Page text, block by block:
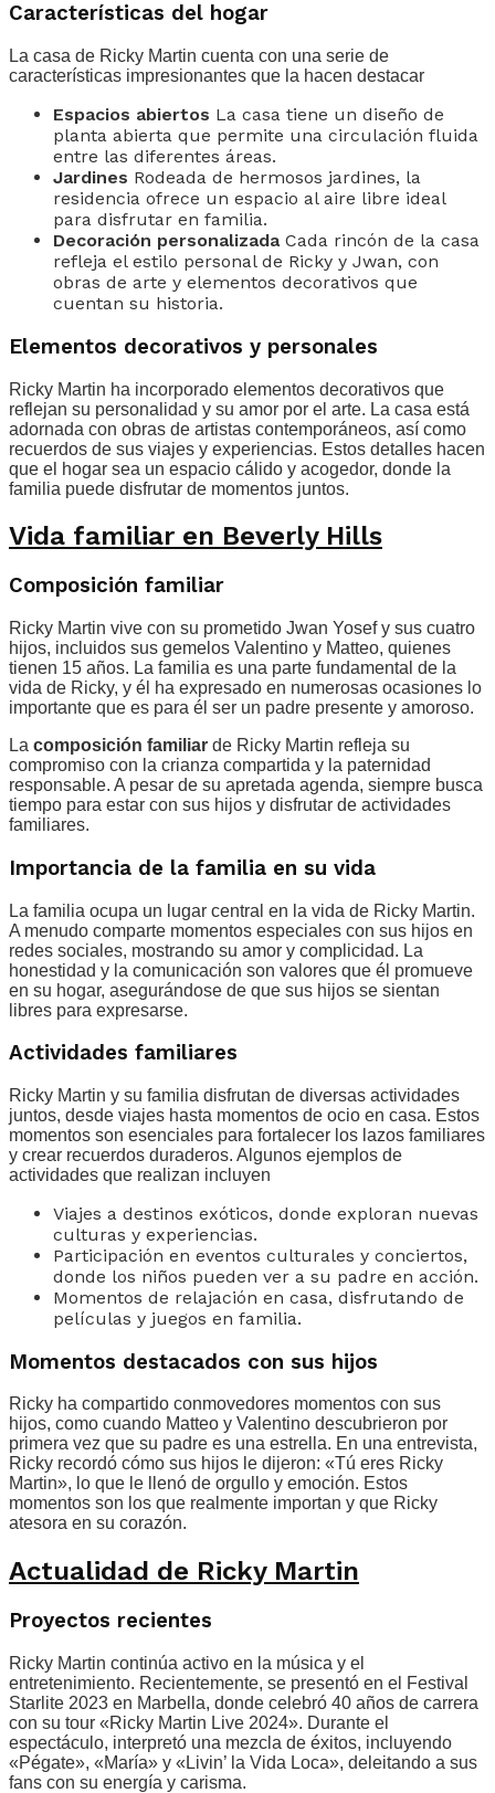
Características del hogar
La casa de Ricky Martin cuenta con una serie de
características impresionantes que la hacen destacar
Espacios abiertos La casa tiene un diseño de
planta abierta que permite una circulación fluida
entre las diferentes áreas.
Jardines Rodeada de hermosos jardines, la
residencia ofrece un espacio al aire libre ideal
para disfrutar en familia.
Decoración personalizadaCada rincón de la casa
refleja el estilo personal de Ricky y Jwan, con
obras de arte y elementos decorativos que
cuentan su historia.
Elementos decorativos y personales
Ricky Martin ha incorporado elementos decorativos que
reflejan su personalidad y su amor por el arte. La casa está
adornada con obras de artistas contemporáneos, así como
recuerdos de sus viajes y experiencias. Estos detalles hacen
que el hogar sea un espacio cálido y acogedor, donde la
familia puede disfrutar de momentos juntos.
Vida familiar en Beverly Hills
Composición familiar
Ricky Martin vive con su prometido Jwan Yosef y sus cuatro
hijos, incluidos sus gemelos Valentino y Matteo, quienes
tienen 15 años. La familia es una parte fundamental de la
vida de Ricky, y él ha expresado en numerosas ocasiones lo
importante que es para él ser un padre presente y amoroso.
La composición familiar de Ricky Martin refleja su
compromiso con la crianza compartida y la paternidad
responsable. A pesar de su apretada agenda, siempre busca
tiempo para estar con sus hijos y disfrutar de actividades
familiares.
Importancia de la familia en su vida
La familia ocupa un lugar central en la vida de Ricky Martin.
A menudo comparte momentos especiales con sus hijos en
redes sociales, mostrando su amor y complicidad. La
honestidad y la comunicación son valores que él promueve
en su hogar, asegurándose de que sus hijos se sientan
libres para expresarse.
Actividades familiares
Ricky Martin y su familia disfrutan de diversas actividades
juntos, desde viajes hasta momentos de ocio en casa. Estos
momentos son esenciales para fortalecer los lazos familiares
y crear recuerdos duraderos. Algunos ejemplos de
actividades que realizan incluyen
Viajes a destinos exóticos, donde exploran nuevas
culturas y experiencias.
Participación en eventos culturales y conciertos,
donde los niños pueden ver a su padre en acción.
Momentos de relajación en casa, disfrutando de
películas y juegos en familia.
Momentos destacados con sus hijos
Ricky ha compartido conmovedores momentos con sus
hijos, como cuando Matteo y Valentino descubrieron por
primera vez que su padre es una estrella. En una entrevista,
Ricky recordó cómo sus hijos le dijeron: «Tú eres Ricky
Martin», lo que le llenó de orgullo y emoción. Estos
momentos son los que realmente importan y que Ricky
atesora en su corazón.
Actualidad de Ricky Martin
Proyectos recientes
Ricky Martin continúa activo en la música y el
entretenimiento. Recientemente, se presentó en el Festival
Starlite 2023 en Marbella, donde celebró 40 años de carrera
con su tour «Ricky Martin Live 2024». Durante el
espectáculo, interpretó una mezcla de éxitos, incluyendo
«Pégate», «María» y «Livin’ la Vida Loca», deleitando a sus
fans con su energía y carisma.